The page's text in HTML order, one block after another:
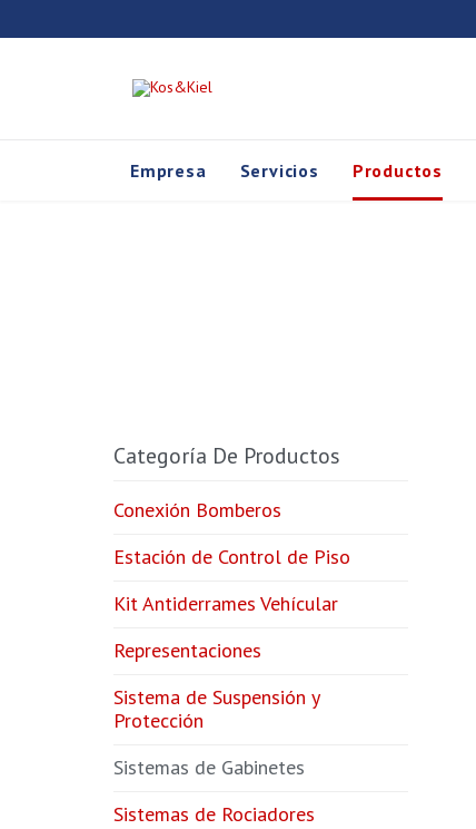
Empresa Servicios Productos
Categoría De Productos
Conexión Bomberos
Estación de Control de Piso
Kit Antiderrames Vehícular
Representaciones
Sistema de Suspensión y
Protección
Sistemas de Gabinetes
Sistemas de Rociadores